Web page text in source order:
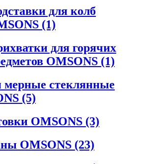
для колб
(1)
для горячих
OMSONS (1)
мерные стеклянные
(5)
OMSONS (3)
OMSONS (23)